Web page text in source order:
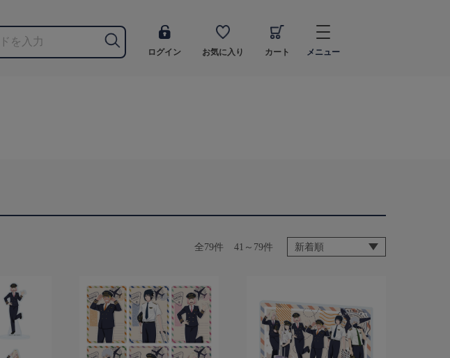
ログイン お気に入り カート メニュー
全79件 41～79件